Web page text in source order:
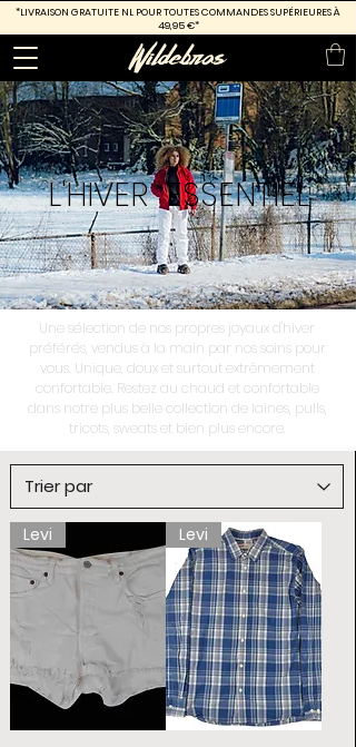
*LIVRAISON GRATUITE NL POUR TOUTES COMMANDES SUPÉRIEURES À
49,95 €*
L'HIVER ESSENTIEL
Une sélection de nos propres joyaux d'hiver
préférés, vendus à la main par nos soins pour
vous. Unique, doux et surtout extrêmement
confortable. Restez au chaud et confortable
dans notre plus belle collection de laines, pulls,
tricots, sweats et bien plus encore.
Levi Levi